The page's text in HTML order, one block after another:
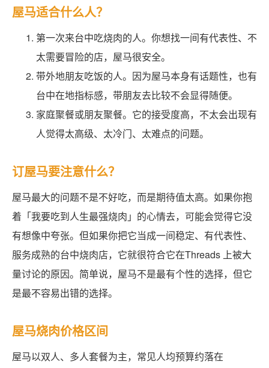
屋马适合什么人？
第一次来台中吃烧肉的人。你想找一间有代表性、不
太需要冒险的店，屋马很安全。
带外地朋友吃饭的人。因为屋马本身有话题性，也有
台中在地指标感，带朋友去比较不会显得随便。
家庭聚餐或朋友聚餐。它的接受度高，不太会出现有
人觉得太高级、太冷门、太难点的问题。
订屋马要注意什么？
屋马最大的问题不是不好吃，而是期待值太高。如果你抱
着「我要吃到人生最强烧肉」的心情去，可能会觉得它没
有想像中夸张。但如果你把它当成一间稳定、有代表性、
服务成熟的台中烧肉店，它就很符合它在Threads 上被大
量讨论的原因。简单说，屋马不是最有个性的选择，但它
是最不容易出错的选择。
屋马烧肉价格区间
屋马以双人、多人套餐为主，常见人均预算约落在